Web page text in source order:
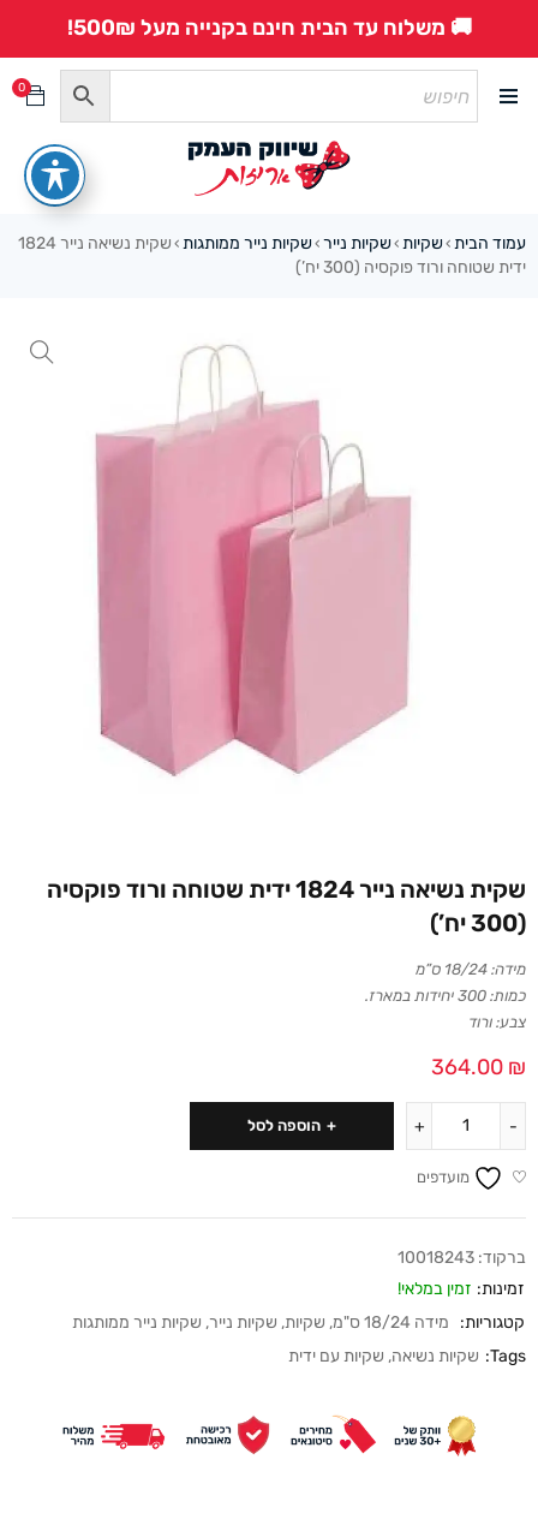
🚚 משלוח עד הבית חינם בקנייה מעל 500₪!
0
עמוד הבית ›שקיות ›שקיות נייר ›שקיות נייר ממותגות ›
שקית נשיאה נייר 1824
ידית שטוחה ורוד פוקסיה (300 יח’)
שקית נשיאה נייר 1824 ידית שטוחה ורוד פוקסיה
(300 יח’)
מידה: 18/24 ס”מ
כמות: 300 יחידות במארז.
צבע: ורוד
364.00 ₪
הוספה לסל
מועדפים
ברקוד: 10018243
זמינות: זמין במלאי!
קטגוריות:
מידה 18/24 ס"מ , שקיות, שקיות נייר, שקיות נייר ממותגות
Tags: שקיות נשיאה, שקיות עם ידית